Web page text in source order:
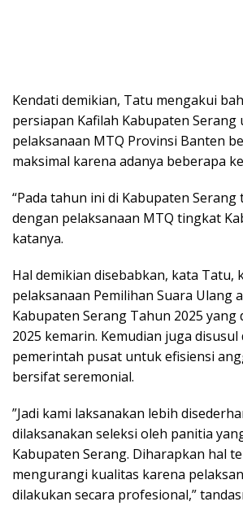
Kendati demikian, Tatu mengakui
persiapan Kafilah Kabupaten Serang
pelaksanaan MTQ Provinsi Banten
maksimal karena adanya beberapa
“Pada tahun ini di Kabupaten Serang
dengan pelaksanaan MTQ tingkat
katanya.
Hal demikian disebabkan, kata Tatu,
pelaksanaan Pemilihan Suara Ulang
Kabupaten Serang Tahun 2025 yang
2025 kemarin. Kemudian juga
pemerintah pusat untuk efisiensi
bersifat seremonial.
”Jadi kami laksanakan lebih
dilaksanakan seleksi oleh panitia
Kabupaten Serang. Diharapkan hal
mengurangi kualitas karena
dilakukan secara profesional,”